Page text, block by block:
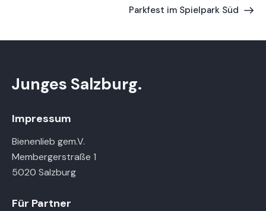
Parkfest im Spielpark Süd
Junges Salzburg.
Impressum
Bienenlieb gem.V.
Membergerstraße 1
5020 Salzburg
Für Partner